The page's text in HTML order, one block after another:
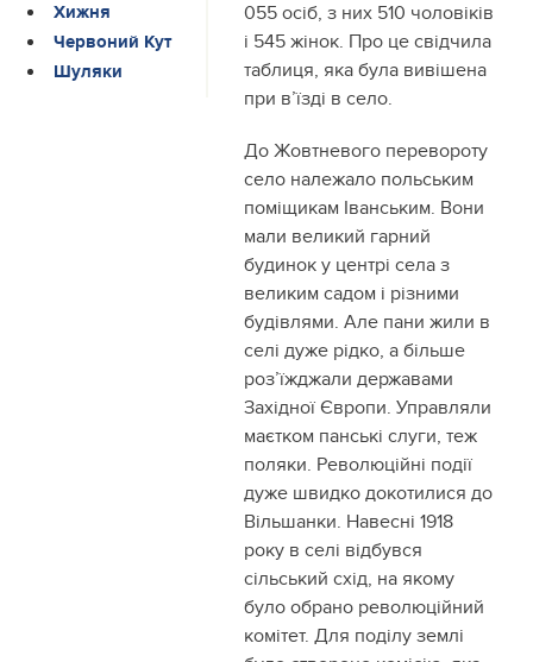
Хижня
Червоний Кут
Шуляки
055 осіб, з них 510 чоловіків
і 545 жінок. Про це свідчила
таблиця, яка була вивішена
при в’їзді в село.
До Жовтневого перевороту
село належало польським
поміщикам Іванським. Вони
мали великий гарний
будинок у центрі села з
великим садом і різними
будівлями. Але пани жили в
селі дуже рідко, а більше
роз’їжджали державами
Західної Європи. Управляли
маєтком панські слуги, теж
поляки. Революційні події
дуже швидко докотилися до
Вільшанки. Навесні 1918
року в селі відбувся
сільський схід, на якому
було обрано революційний
комітет. Для поділу землі